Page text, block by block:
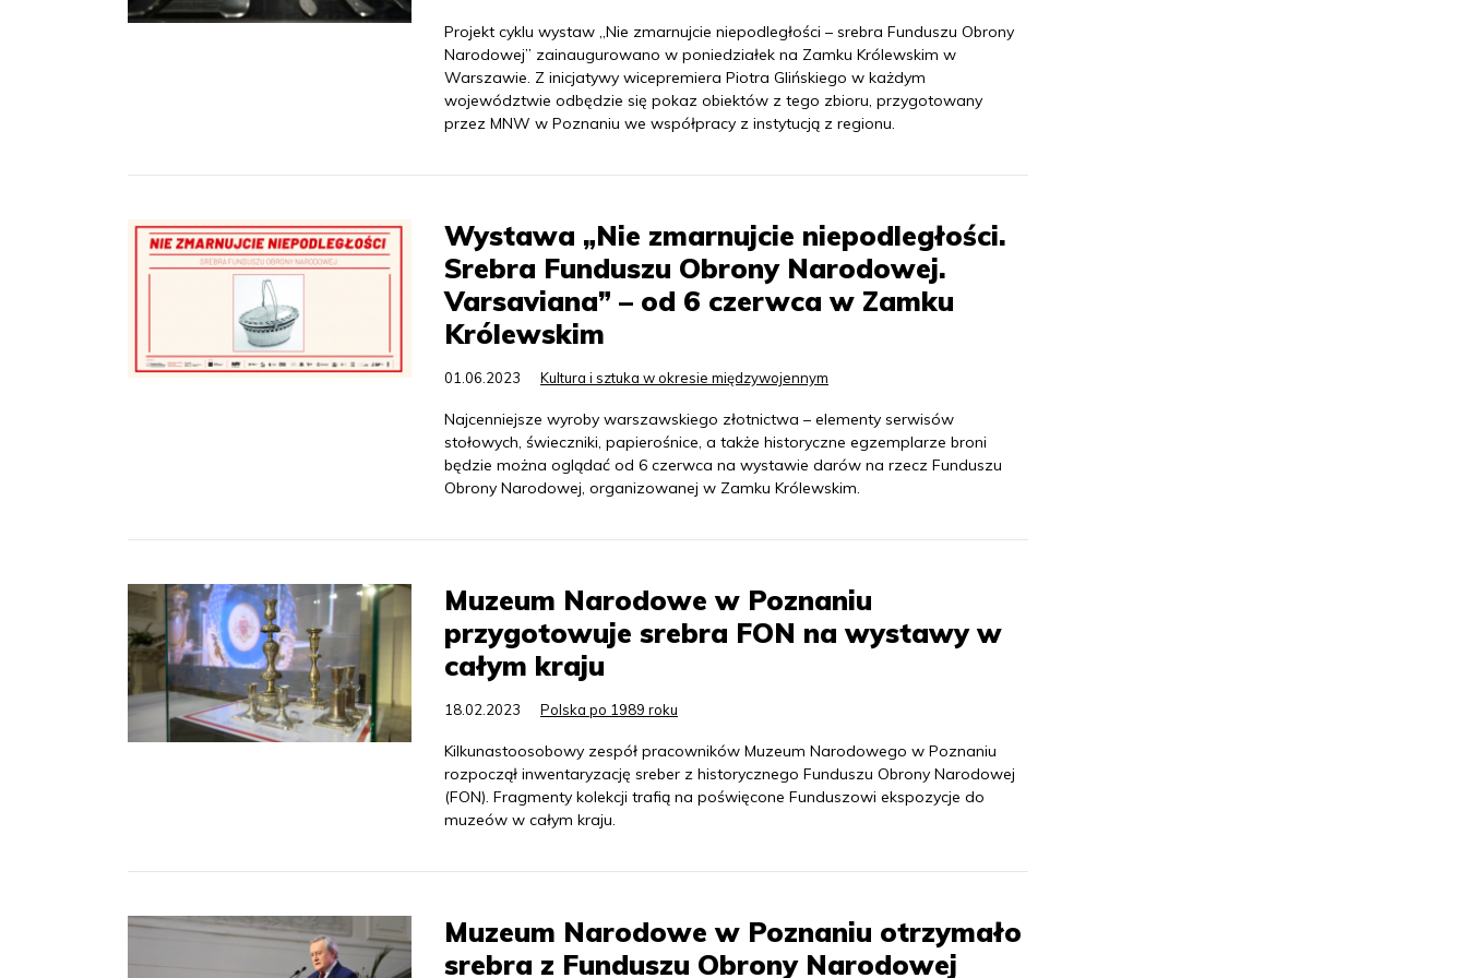
Projekt cyklu wystaw „Nie zmarnujcie niepodległości – srebra Funduszu Obrony
Narodowej” zainaugurowano w poniedziałek na Zamku Królewskim w
Warszawie. Z inicjatywy wicepremiera Piotra Glińskiego w każdym
województwie odbędzie się pokaz obiektów z tego zbioru, przygotowany
przez MNW w Poznaniu we współpracy z instytucją z regionu.
Wystawa „Nie zmarnujcie niepodległości.
Srebra Funduszu Obrony Narodowej.
Varsaviana” – od 6 czerwca w Zamku
Królewskim
01.06.2023 Kultura i sztuka w okresie międzywojennym
Najcenniejsze wyroby warszawskiego złotnictwa – elementy serwisów
stołowych, świeczniki, papierośnice, a także historyczne egzemplarze broni
będzie można oglądać od 6 czerwca na wystawie darów na rzecz Funduszu
Obrony Narodowej, organizowanej w Zamku Królewskim.
Muzeum Narodowe w Poznaniu
przygotowuje srebra FON na wystawy w
całym kraju
18.02.2023 Polska po 1989 roku
Kilkunastoosobowy zespół pracowników Muzeum Narodowego w Poznaniu
rozpoczął inwentaryzację sreber z historycznego Funduszu Obrony Narodowej
(FON). Fragmenty kolekcji trafią na poświęcone Funduszowi ekspozycje do
muzeów w całym kraju.
Muzeum Narodowe w Poznaniu otrzymało
srebra z Funduszu Obrony Narodowej